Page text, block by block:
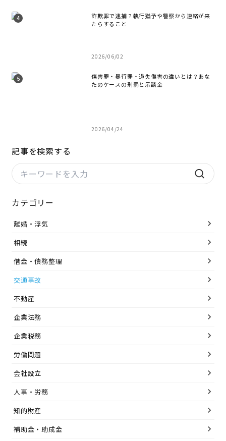
詐欺罪で逮捕？執行猶予や警察から連絡が来
たらすること
2026/06/02
傷害罪・暴行罪・過失傷害の違いとは？あな
たのケースの刑罰と示談金
2026/04/24
記事を検索する
カテゴリー
離婚・浮気
相続
借金・債務整理
交通事故
不動産
企業法務
企業税務
労働問題
会社設立
人事・労務
知的財産
補助金・助成金